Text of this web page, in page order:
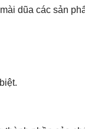
dũa các sản